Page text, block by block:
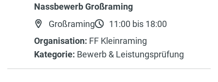
Nassbewerb Großraming
Großraming
11:00 bis 18:00
Organisation: FF Kleinraming
Kategorie: Bewerb & Leistungsprüfung